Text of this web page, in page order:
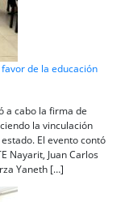
de la educación
a cabo la firma de
la vinculación
El evento contó
Nayarit, Juan Carlos
Yaneth […]